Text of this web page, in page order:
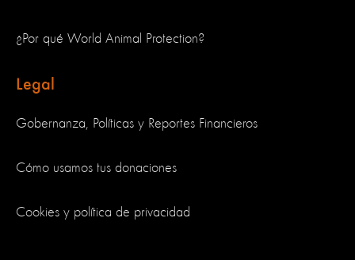
¿Por qué World Animal Protection?
Legal
Gobernanza, Políticas y Reportes Financieros
Cómo usamos tus donaciones
Cookies y política de privacidad